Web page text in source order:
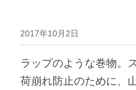
2017年10月2日
ラップのような巻物。
荷崩れ防止のために、